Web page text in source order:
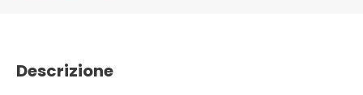
Descrizione